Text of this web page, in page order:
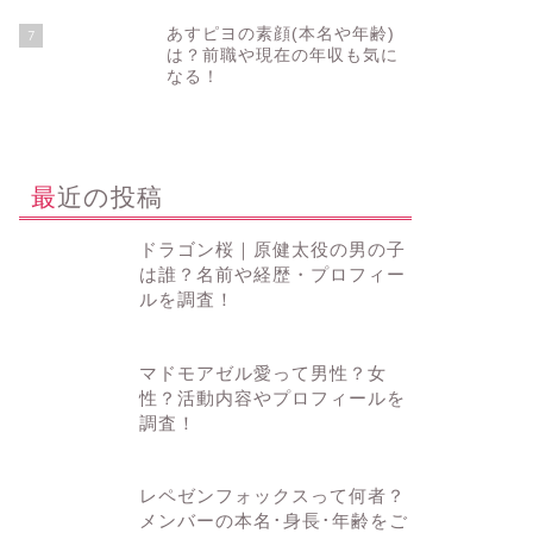
7
あすピヨの素顔(本名や年齢)
は？前職や現在の年収も気に
なる！
最近の投稿
ドラゴン桜｜原健太役の男の子
は誰？名前や経歴・プロフィー
ルを調査！
マドモアゼル愛って男性？女
性？活動内容やプロフィールを
調査！
レペゼンフォックスって何者？
メンバーの本名･身長･年齢をご